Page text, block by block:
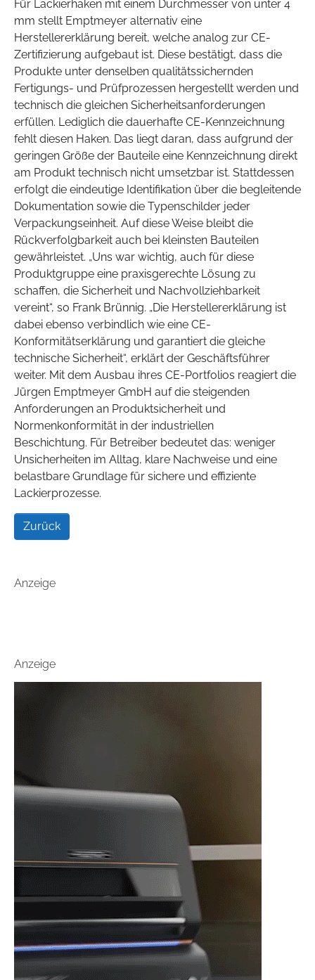
Für Lackierhaken mit einem Durchmesser von unter 4
mm stellt Emptmeyer alternativ eine
Herstellererklärung bereit, welche analog zur CE-
Zertifizierung aufgebaut ist. Diese bestätigt, dass die
Produkte unter denselben qualitätssichernden
Fertigungs- und Prüfprozessen hergestellt werden und
technisch die gleichen Sicherheitsanforderungen
erfüllen. Lediglich die dauerhafte CE-Kennzeichnung
fehlt diesen Haken. Das liegt daran, dass aufgrund der
geringen Größe der Bauteile eine Kennzeichnung direkt
am Produkt technisch nicht umsetzbar ist. Stattdessen
erfolgt die eindeutige Identifikation über die begleitende
Dokumentation sowie die Typenschilder jeder
Verpackungseinheit. Auf diese Weise bleibt die
Rückverfolgbarkeit auch bei kleinsten Bauteilen
gewährleistet. „Uns war wichtig, auch für diese
Produktgruppe eine praxisgerechte Lösung zu
schaffen, die Sicherheit und Nachvollziehbarkeit
vereint“, so Frank Brünnig. „Die Herstellererklärung ist
dabei ebenso verbindlich wie eine CE-
Konformitätserklärung und garantiert die gleiche
technische Sicherheit“, erklärt der Geschäftsführer
weiter. Mit dem Ausbau ihres CE-Portfolios reagiert die
Jürgen Emptmeyer GmbH auf die steigenden
Anforderungen an Produktsicherheit und
Normenkonformität in der industriellen
Beschichtung. Für Betreiber bedeutet das: weniger
Unsicherheiten im Alltag, klare Nachweise und eine
belastbare Grundlage für sichere und effiziente
Lackierprozesse.
Zurück
Anzeige
Anzeige